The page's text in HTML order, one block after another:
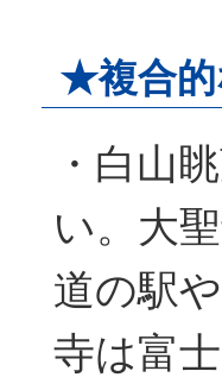
★複合的
・白山
い。大
道の駅
寺は富